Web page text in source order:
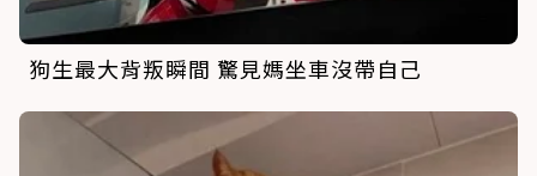
狗生最大背叛瞬間 驚見媽坐車沒帶自己